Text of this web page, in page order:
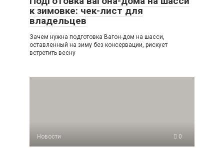
к зимовке: чек-лист для
владельцев
Зачем нужна подготовка Вагон-дом на шасси,
оставленный на зиму без консервации, рискует
встретить весну
Новости 0